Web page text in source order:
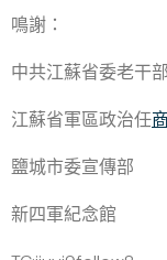
鳴謝：
中共江蘇省委老干
江蘇省軍區政治任
鹽城市委宣傳部
新四軍紀念館